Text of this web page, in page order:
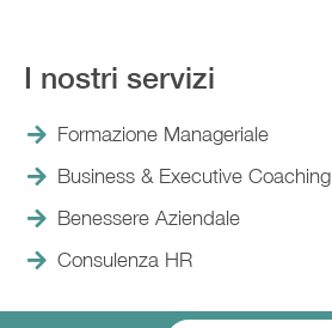
I nostri servizi
Formazione Manageriale
Business & Executive Coaching
Benessere Aziendale
Consulenza HR